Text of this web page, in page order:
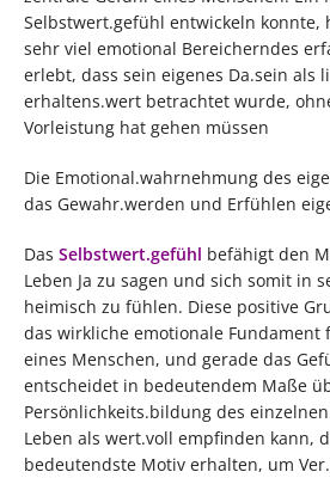
Selbstwert.gefühl entwickeln
sehr viel emotional Bereicherndes
erlebt, dass sein eigenes Da.sein als
erhaltens.wert betrachtet wurde,
Vorleistung hat gehen müssen
Die Emotional.wahrnehmung des
das Gewahr.werden und Erfühlen
Das Selbstwert.gefühl befähigt den
Leben Ja zu sagen und sich somit in
heimisch zu fühlen. Diese positive
das wirkliche emotionale Fundament
eines Menschen, und gerade das
entscheidet in bedeutendem Maße
Persönlichkeits.bildung des
Leben als wert.voll empfinden kann,
bedeutendste Motiv erhalten, um